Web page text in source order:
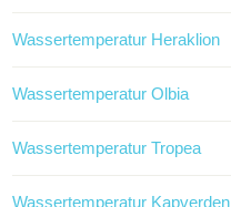
Wassertemperatur Heraklion
Wassertemperatur Olbia
Wassertemperatur Tropea
Wassertemperatur Kapverden